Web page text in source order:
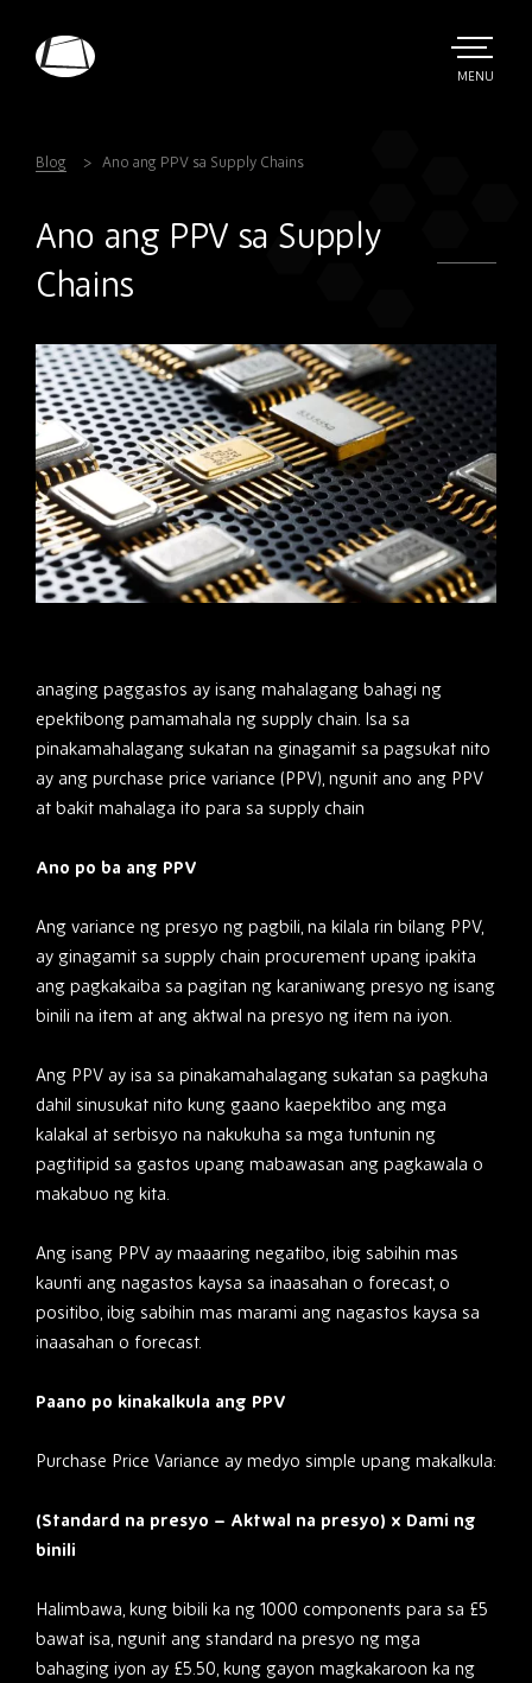
TOGGLE
MENU
Blog Ano ang PPV sa Supply Chains
Ano ang PPV sa Supply
Chains
anaging paggastos ay isang mahalagang bahagi ng
epektibong pamamahala ng supply chain. Isa sa
pinakamahalagang sukatan na ginagamit sa pagsukat nito
ay ang purchase price variance (PPV), ngunit ano ang PPV
at bakit mahalaga ito para sa supply chain
Ano po ba ang PPV
Ang variance ng presyo ng pagbili, na kilala rin bilang PPV,
ay ginagamit sa supply chain procurement upang ipakita
ang pagkakaiba sa pagitan ng karaniwang presyo ng isang
binili na item at ang aktwal na presyo ng item na iyon.
Ang PPV ay isa sa pinakamahalagang sukatan sa pagkuha
dahil sinusukat nito kung gaano kaepektibo ang mga
kalakal at serbisyo na nakukuha sa mga tuntunin ng
pagtitipid sa gastos upang mabawasan ang pagkawala o
makabuo ng kita.
Ang isang PPV ay maaaring negatibo, ibig sabihin mas
kaunti ang nagastos kaysa sa inaasahan o forecast, o
positibo, ibig sabihin mas marami ang nagastos kaysa sa
inaasahan o forecast.
Paano po kinakalkula ang PPV
Purchase Price Variance ay medyo simple upang makalkula:
(Standard na presyo – Aktwal na presyo) x Dami ng
binili
Halimbawa, kung bibili ka ng 1000 components para sa £5
bawat isa, ngunit ang standard na presyo ng mga
bahaging iyon ay £5.50, kung gayon magkakaroon ka ng